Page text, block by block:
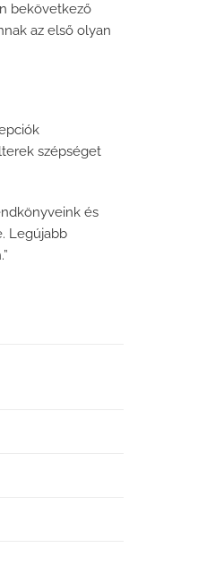
bekövetkező
az első olyan
szépséget
és
Legújabb